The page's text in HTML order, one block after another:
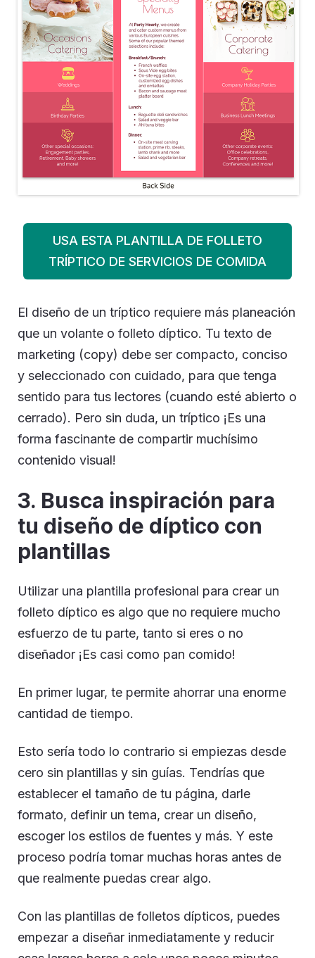
USA ESTA PLANTILLA DE FOLLETO
TRÍPTICO DE SERVICIOS DE COMIDA
El diseño de un tríptico requiere más planeación
que un volante o folleto díptico. Tu texto de
marketing (copy) debe ser compacto, conciso
y seleccionado con cuidado, para que tenga
sentido para tus lectores (cuando esté abierto o
cerrado). Pero sin duda, un tríptico ¡Es una
forma fascinante de compartir muchísimo
contenido visual!
3. Busca inspiración para
tu diseño de díptico con
plantillas
Utilizar una plantilla profesional para crear un
folleto díptico es algo que no requiere mucho
esfuerzo de tu parte, tanto si eres o no
diseñador ¡Es casi como pan comido!
En primer lugar, te permite ahorrar una enorme
cantidad de tiempo.
Esto sería todo lo contrario si empiezas desde
cero sin plantillas y sin guías. Tendrías que
establecer el tamaño de tu página, darle
formato, definir un tema, crear un diseño,
escoger los estilos de fuentes y más. Y este
proceso podría tomar muchas horas antes de
que realmente puedas crear algo.
Con las plantillas de folletos dípticos, puedes
empezar a diseñar inmediatamente y reducir